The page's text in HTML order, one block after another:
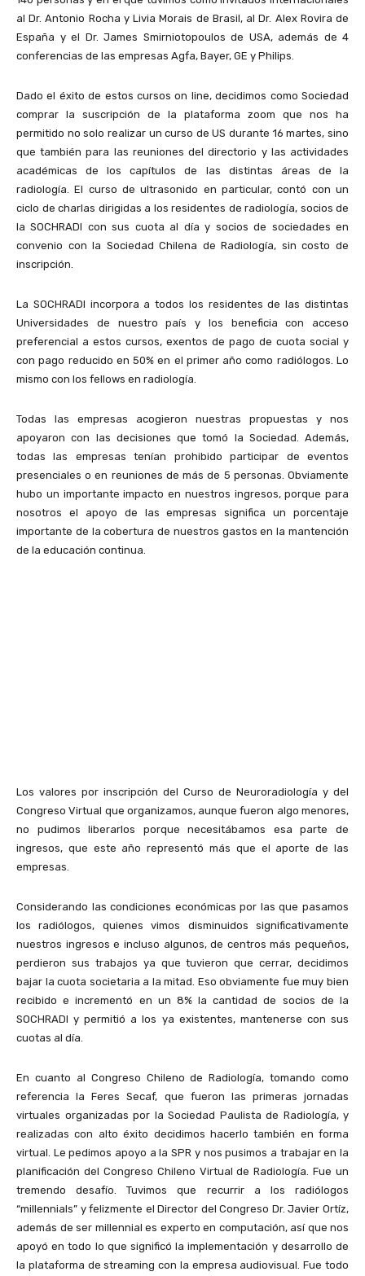
al Dr. Antonio Rocha y Livia Morais de Brasil, al Dr. Alex Rovira de
España y el Dr. James Smirniotopoulos de USA, además de 4
conferencias de las empresas Agfa, Bayer, GE y Philips.
Dado el éxito de estos cursos on line, decidimos como Sociedad
comprar la suscripción de la plataforma zoom que nos ha
permitido no solo realizar un curso de US durante 16 martes, sino
que también para las reuniones del directorio y las actividades
académicas de los capítulos de las distintas áreas de la
radiología. El curso de ultrasonido en particular, contó con un
ciclo de charlas dirigidas a los residentes de radiología, socios de
la SOCHRADI con sus cuota al día y socios de sociedades en
convenio con la Sociedad Chilena de Radiología, sin costo de
inscripción.
La SOCHRADI incorpora a todos los residentes de las distintas
Universidades de nuestro país y los beneficia con acceso
preferencial a estos cursos, exentos de pago de cuota social y
con pago reducido en 50% en el primer año como radiólogos. Lo
mismo con los fellows en radiología.
Todas las empresas acogieron nuestras propuestas y nos
apoyaron con las decisiones que tomó la Sociedad. Además,
todas las empresas tenían prohibido participar de eventos
presenciales o en reuniones de más de 5 personas. Obviamente
hubo un importante impacto en nuestros ingresos, porque para
nosotros el apoyo de las empresas significa un porcentaje
importante de la cobertura de nuestros gastos en la mantención
de la educación continua.
Los valores por inscripción del Curso de Neuroradiología y del
Congreso Virtual que organizamos, aunque fueron algo menores,
no pudimos liberarlos porque necesitábamos esa parte de
ingresos, que este año representó más que el aporte de las
empresas.
Considerando las condiciones económicas por las que pasamos
los radiólogos, quienes vimos disminuidos significativamente
nuestros ingresos e incluso algunos, de centros más pequeños,
perdieron sus trabajos ya que tuvieron que cerrar, decidimos
bajar la cuota societaria a la mitad. Eso obviamente fue muy bien
recibido e incrementó en un 8% la cantidad de socios de la
SOCHRADI y permitió a los ya existentes, mantenerse con sus
cuotas al día.
En cuanto al Congreso Chileno de Radiología, tomando como
referencia la Feres Secaf, que fueron las primeras jornadas
virtuales organizadas por la Sociedad Paulista de Radiología, y
realizadas con alto éxito decidimos hacerlo también en forma
virtual. Le pedimos apoyo a la SPR y nos pusimos a trabajar en la
planificación del Congreso Chileno Virtual de Radiología. Fue un
tremendo desafío. Tuvimos que recurrir a los radiólogos
“millennials” y felizmente el Director del Congreso Dr. Javier Ortíz,
además de ser millennial es experto en computación, así que nos
apoyó en todo lo que significó la implementación y desarrollo de
la plataforma de streaming con la empresa audiovisual. Fue todo